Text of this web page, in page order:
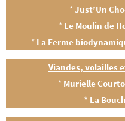
*Just’Un
* Le Moulin de
* La Ferme
Viandes, volailles
* Murielle
* La